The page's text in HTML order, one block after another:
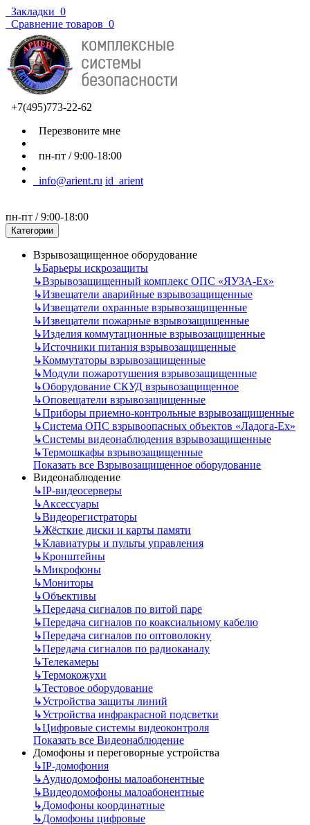
Закладки 0
Сравнение товаров 0
+7(495)773-22-62
Перезвоните мне
пн-пт / 9:00-18:00
info@arient.ru id_arient
пн-пт / 9:00-18:00
Категории
Взрывозащищенное оборудование
↳Барьеры искрозащиты
↳Взрывозащищенный комплекс ОПС «ЯУЗА-Ех»
↳Извещатели аварийные взрывозащищенные
↳Извещатели охранные взрывозащищенные
↳Извещатели пожарные взрывозащищенные
↳Изделия коммутационные взрывозащищенные
↳Источники питания взрывозащищенные
↳Коммутаторы взрывозащищенные
↳Модули пожаротушения взрывозащищенные
↳Оборудование СКУД взрывозащищенное
↳Оповещатели взрывозащищенные
↳Приборы приемно-контрольные взрывозащищенные
↳Система ОПС взрывоопасных объектов «Ладога-Ex»
↳Системы видеонаблюдения взрывозащищенные
↳Термошкафы взрывозащищенные
Показать все Взрывозащищенное оборудование
Видеонаблюдение
↳IP-видеосерверы
↳Аксессуары
↳Видеорегистраторы
↳Жёсткие диски и карты памяти
↳Клавиатуры и пульты управления
↳Кронштейны
↳Микрофоны
↳Мониторы
↳Объективы
↳Передача сигналов по витой паре
↳Передача сигналов по коаксиальному кабелю
↳Передача сигналов по оптоволокну
↳Передача сигналов по радиоканалу
↳Телекамеры
↳Термокожухи
↳Тестовое оборудование
↳Устройства защиты линий
↳Устройства инфракрасной подсветки
↳Цифровые системы видеоконтроля
Показать все Видеонаблюдение
Домофоны и переговорные устройства
↳IP-домофония
↳Аудиодомофоны малоабонентные
↳Видеодомофоны малоабонентные
↳Домофоны координатные
↳Домофоны цифровые